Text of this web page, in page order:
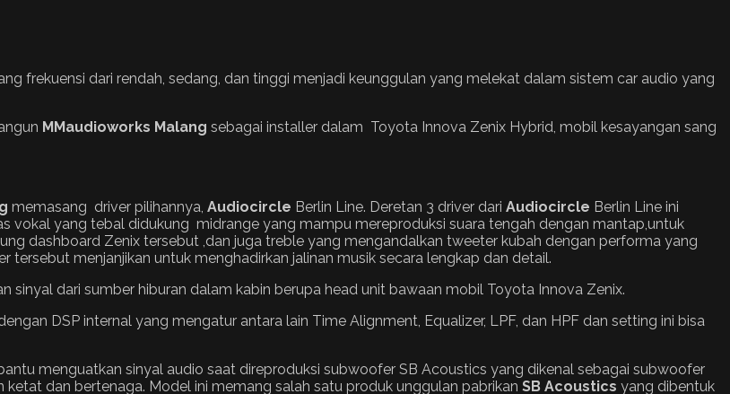
frekuensi dari rendah, sedang, dan tinggi menjadi keunggulan yang melekat dalam sistem car audio yang
MMaudioworks Malang sebagai installer dalam Toyota Innova Zenix Hybrid, mobil kesayangan sang
memasang driver pilihannya, Audiocircle Berlin Line. Deretan 3 driver dari Audiocircle Berlin Line ini
vokal yang tebal didukung midrange yang mampu mereproduksi suara tengah dengan mantap,untuk
dashboard Zenix tersebut ,dan juga treble yang mengandalkan tweeter kubah dengan performa yang
menjanjikan untuk menghadirkan jalinan musik secara lengkap dan detail.
sinyal dari sumber hiburan dalam kabin berupa head unit bawaan mobil Toyota Innova Zenix.
DSP internal yang mengatur antara lain Time Alignment, Equalizer, LPF, dan HPF dan setting ini bisa
menguatkan sinyal audio saat direproduksi subwoofer SB Acoustics yang dikenal sebagai subwoofer
dan bertenaga. Model ini memang salah satu produk unggulan pabrikan SB Acoustics yang dibentuk